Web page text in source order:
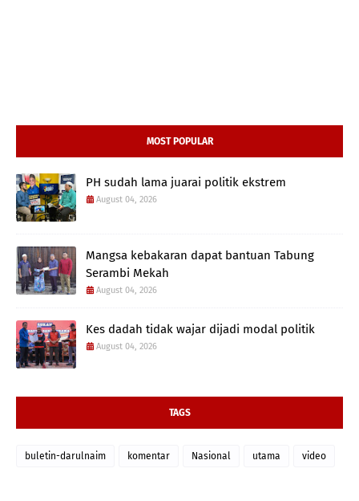
MOST POPULAR
PH sudah lama juarai politik ekstrem
August 04, 2026
Mangsa kebakaran dapat bantuan Tabung
Serambi Mekah
August 04, 2026
Kes dadah tidak wajar dijadi modal politik
August 04, 2026
TAGS
buletin-darulnaim komentar Nasional utama video